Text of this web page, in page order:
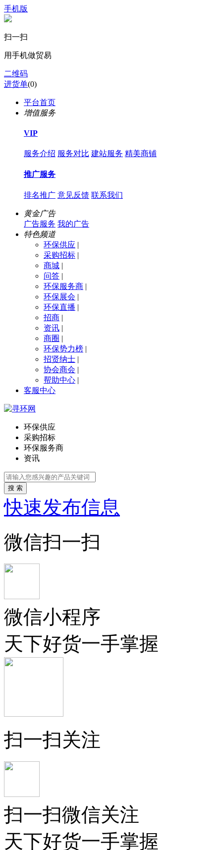
手机版
扫一扫
用手机做贸易
二维码
进货单(0)
平台首页
增值服务
VIP
服务介绍 服务对比 建站服务 精美商铺
推广服务
排名推广 意见反馈 联系我们
黄金广告
广告服务 我的广告
特色频道
环保供应 |
采购招标 |
商城 |
问答 |
环保服务商 |
环保展会 |
环保直播 |
招商 |
资讯 |
商圈 |
环保势力榜 |
招贤纳士 |
协会商会 |
帮助中心 |
客服中心
环保供应
采购招标
环保服务商
资讯
搜 索
快速发布信息
微信扫一扫
微信小程序
天下好货一手掌握
扫一扫关注
扫一扫微信关注
天下好货一手掌握